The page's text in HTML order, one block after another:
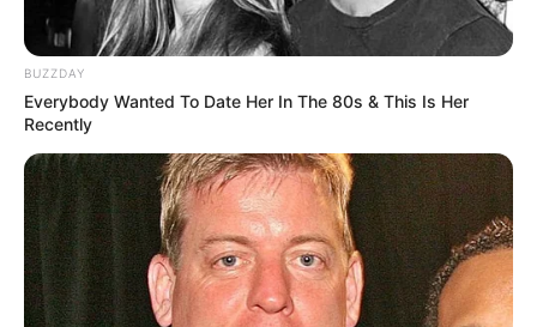
BUZZDAY
Everybody Wanted To Date Her In The 80s & This Is Her
Recently